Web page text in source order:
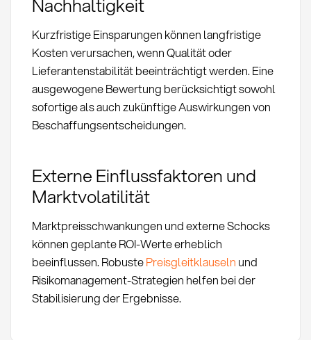
Kurzfristige Einsparungen können langfristige
Kosten verursachen, wenn Qualität oder
Lieferantenstabilität beeinträchtigt werden. Eine
ausgewogene Bewertung berücksichtigt sowohl
sofortige als auch zukünftige Auswirkungen von
Beschaffungsentscheidungen.
Externe Einflussfaktoren und
Marktvolatilität
Marktpreisschwankungen und externe Schocks
können geplante ROI-Werte erheblich
beeinflussen. RobustePreisgleitklauseln und
Risikomanagement-Strategien helfen bei der
Stabilisierung der Ergebnisse.